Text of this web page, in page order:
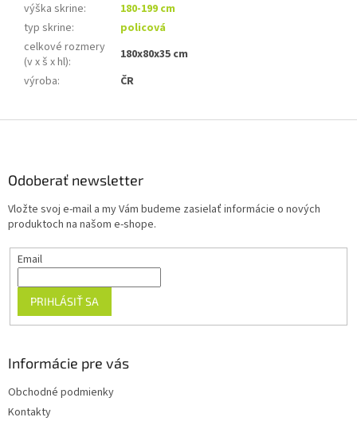
výška skrine:
180-199 cm
typ skrine:
policová
celkové rozmery
(v x š x hl):
180x80x35 cm
výroba: ČR
Odoberať newsletter
Vložte svoj e-mail a my Vám budeme zasielať informácie o nových
produktoch na našom e-shope.
Email
PRIHLÁSIŤ SA
Informácie pre vás
Obchodné podmienky
Kontakty